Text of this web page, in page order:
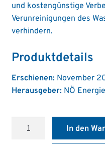
und kostengünstige
Verunreinigungen des
verhindern.
Produktdetails
Erschienen: November
Herausgeber:NÖ
In den